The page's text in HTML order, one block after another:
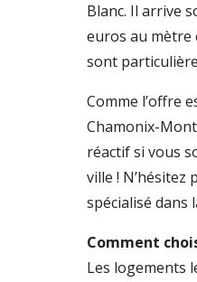
Blanc. Il arrive
euros au mètre
sont
Comme l’offre
Chamonix-
réactif si vous
ville ! N’hésitez
spécialisé dans
Comment
Les logements